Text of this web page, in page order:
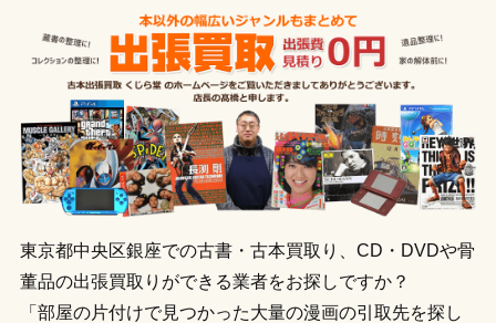
東京都中央区銀座での古書・古本買取り、CD・DVDや骨
董品の出張買取りができる業者をお探しですか？
「部屋の片付けで見つかった大量の漫画の引取先を探し